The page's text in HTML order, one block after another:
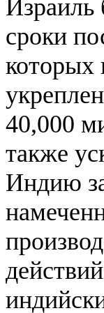
Израиль
сроки
которых
40,000
также
Индию